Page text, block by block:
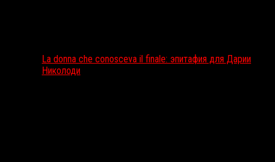
La donna che conosceva il finale: эпитафия для Дарии
Николоди